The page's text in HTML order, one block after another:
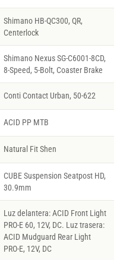
Shimano HB-QC300, QR,
Centerlock
Shimano Nexus SG-C6001-8CD,
8-Speed, 5-Bolt, Coaster Brake
Conti Contact Urban, 50-622
ACID PP MTB
Natural Fit Shen
CUBE Suspension Seatpost HD,
30.9mm
Luz delantera: ACID Front Light
PRO-E 60, 12V, DC. Luz trasera:
ACID Mudguard Rear Light
PRO-E, 12V, DC